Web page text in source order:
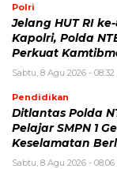
Polri
Jelang HUT RI
Kapolri, Polda
Perkuat
Sabtu, 8 Agu 2026 -
Pendidikan
Ditlantas Polda
Pelajar SMPN 1
Keselamatan
Sabtu, 8 Agu 2026 -